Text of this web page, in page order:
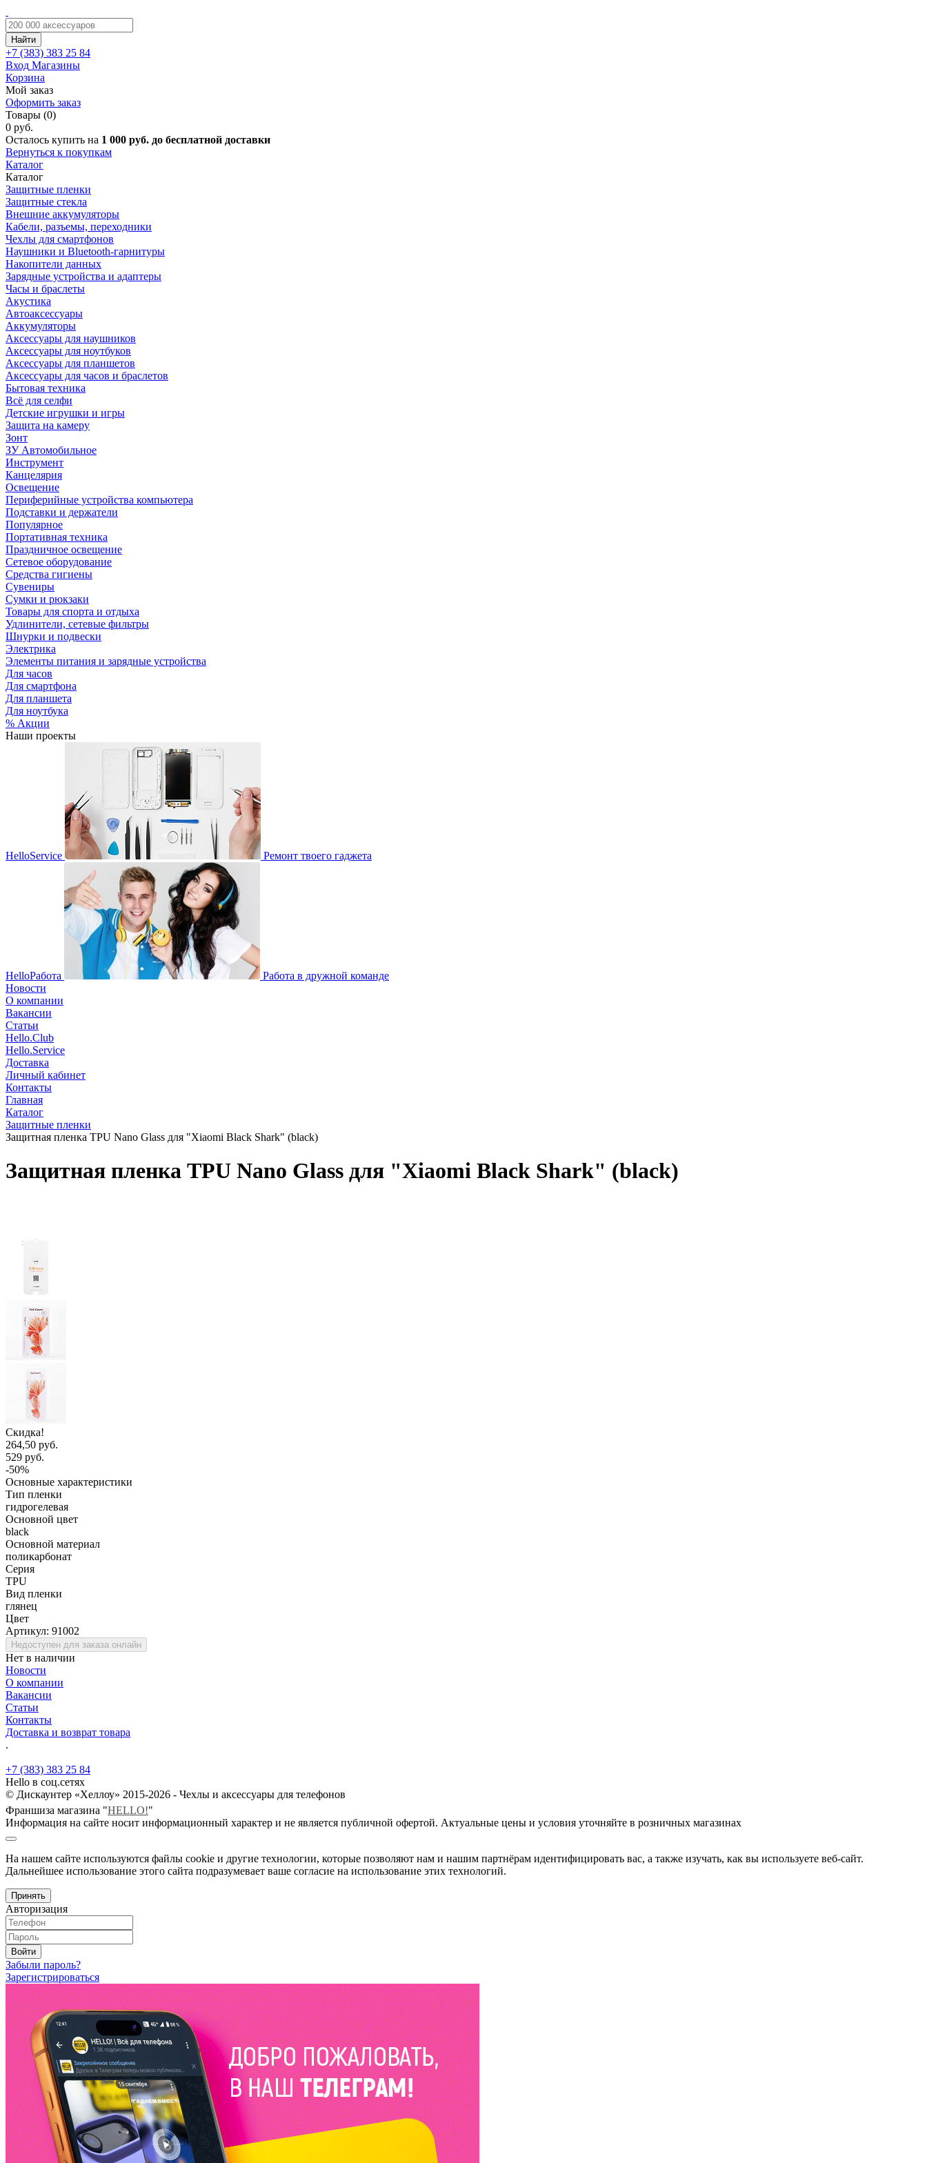
Найти
+7 (383) 383 25 84
Вход Магазины
Корзина
Мой заказ
Оформить заказ
Товары (0)
0 руб.
Осталось купить на 1 000 руб. до бесплатной доставки
Вернуться к покупкам
Каталог
Каталог
Защитные пленки
Защитные стекла
Внешние аккумуляторы
Кабели, разъемы, переходники
Чехлы для смартфонов
Наушники и Bluetooth-гарнитуры
Накопители данных
Зарядные устройства и адаптеры
Часы и браслеты
Акустика
Автоаксессуары
Аккумуляторы
Аксессуары для наушников
Аксессуары для ноутбуков
Аксессуары для планшетов
Аксессуары для часов и браслетов
Бытовая техника
Всё для селфи
Детские игрушки и игры
Защита на камеру
Зонт
ЗУ Автомобильное
Инструмент
Канцелярия
Освещение
Периферийные устройства компьютера
Подставки и держатели
Популярное
Портативная техника
Праздничное освещение
Сетевое оборудование
Средства гигиены
Сувениры
Сумки и рюкзаки
Товары для спорта и отдыха
Удлинители, сетевые фильтры
Шнурки и подвески
Электрика
Элементы питания и зарядные устройства
Для часов
Для смартфона
Для планшета
Для ноутбука
% Акции
Наши проекты
HelloService Ремонт твоего гаджета
HelloРабота
Работа в дружной команде
Новости
О компании
Вакансии
Статьи
Hello.Club
Hello.Service
Доставка
Личный кабинет
Контакты
Главная
Каталог
Защитные пленки
Защитная пленка TPU Nano Glass для "Xiaomi Black Shark" (black)
Защитная пленка TPU Nano Glass для "Xiaomi Black Shark" (black)
Скидка!
264,50 руб.
529 руб.
-50%
Основные характеристики
Тип пленки
гидрогелевая
Основной цвет
black
Основной материал
поликарбонат
Серия
TPU
Вид пленки
глянец
Цвет
Артикул: 91002
Недоступен для заказа онлайн
Нет в наличии
Новости
О компании
Вакансии
Статьи
Контакты
Доставка и возврат товара
.
+7 (383) 383 25 84
Hello в соц.сетях
© Дискаунтер «Хеллоу» 2015-2026 - Чехлы и аксессуары для телефонов
Франшиза магазина "HELLO!"
Информация на сайте носит информационный характер и не является публичной офертой. Актуальные цены и условия уточняйте в розничных магазинах
На нашем сайте используются файлы cookie и другие технологии, которые позволяют нам и нашим партнёрам идентифицировать вас, а также изучать, как вы используете веб-сайт.
Дальнейшее использование этого сайта подразумевает ваше согласие на использование этих технологий.
Принять
Авторизация
Войти
Забыли пароль?
Зарегистрироваться